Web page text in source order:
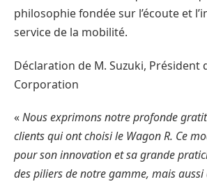
philosophie fondée sur l’écoute et
service de la mobilité.
Déclaration de M. Suzuki, Président
Corporation
«Nous exprimons notre profonde
clients qui ont choisi le Wagon R. Ce
pour son innovation et sa grande
des piliers de notre gamme, mais